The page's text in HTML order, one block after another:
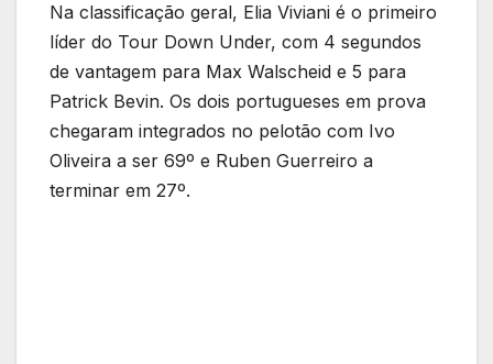
Na classificação geral, Elia Viviani é o primeiro
líder do Tour Down Under, com 4 segundos
de vantagem para Max Walscheid e 5 para
Patrick Bevin. Os dois portugueses em prova
chegaram integrados no pelotão com Ivo
Oliveira a ser 69º e Ruben Guerreiro a
terminar em 27º.